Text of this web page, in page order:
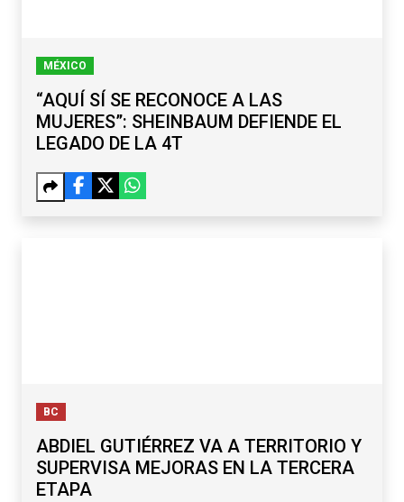
MÉXICO
“AQUÍ SÍ SE RECONOCE A LAS
MUJERES”: SHEINBAUM DEFIENDE EL
LEGADO DE LA 4T
BC
ABDIEL GUTIÉRREZ VA A TERRITORIO Y
SUPERVISA MEJORAS EN LA TERCERA
ETAPA